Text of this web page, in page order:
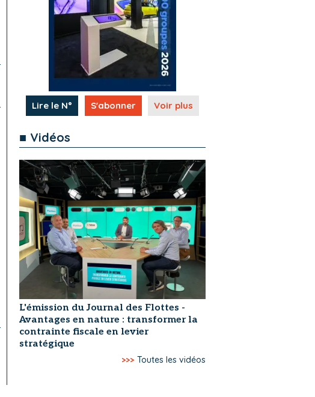
Lire le N° S'abonner Voir plus
■ Vidéos
L'émission du Journal des Flottes -
Avantages en nature : transformer la
contrainte fiscale en levier
stratégique
>>> Toutes les vidéos